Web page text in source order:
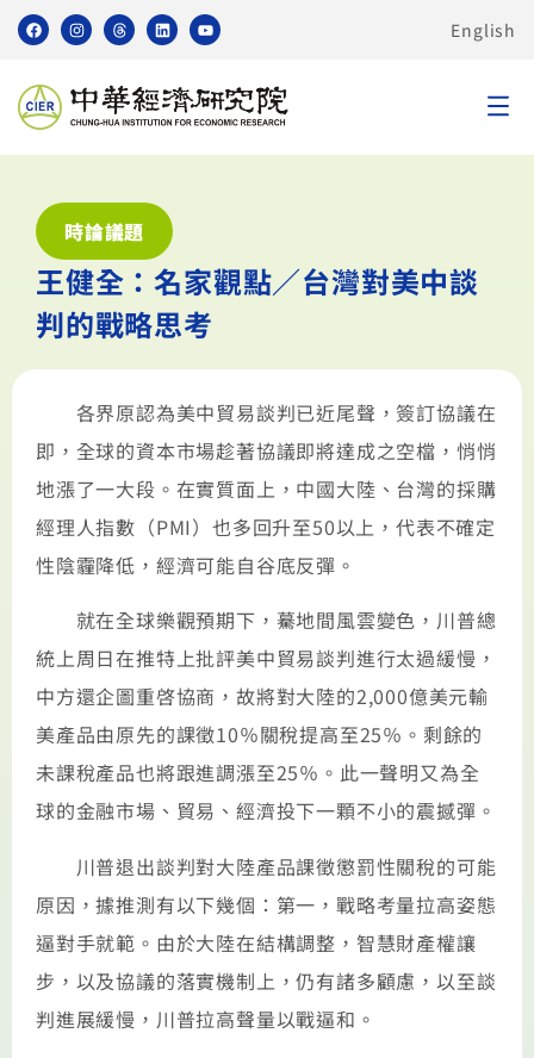
English
時論議題
王健全：名家觀點／台灣對美中談
判的戰略思考
各界原認為美中貿易談判已近尾聲，簽訂協議在
即，全球的資本市場趁著協議即將達成之空檔，悄悄
地漲了一大段。在實質面上，中國大陸、台灣的採購
經理人指數（PMI）也多回升至50以上，代表不確定
性陰霾降低，經濟可能自谷底反彈。
就在全球樂觀預期下，驀地間風雲變色，川普總
統上周日在推特上批評美中貿易談判進行太過緩慢，
中方還企圖重啓協商，故將對大陸的2,000億美元輸
美產品由原先的課徵10％關稅提高至25％。剩餘的
未課稅產品也將跟進調漲至25％。此一聲明又為全
球的金融市場、貿易、經濟投下一顆不小的震撼彈。
川普退出談判對大陸產品課徵懲罰性關稅的可能
原因，據推測有以下幾個：第一，戰略考量拉高姿態
逼對手就範。由於大陸在結構調整，智慧財產權讓
步，以及協議的落實機制上，仍有諸多顧慮，以至談
判進展緩慢，川普拉高聲量以戰逼和。